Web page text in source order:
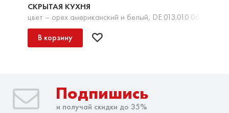
СКРЫТАЯ КУХНЯ
цвет – орех американский и белый, DE.013.010.06
В корзину
Подпишись
и получай скидки до 35%